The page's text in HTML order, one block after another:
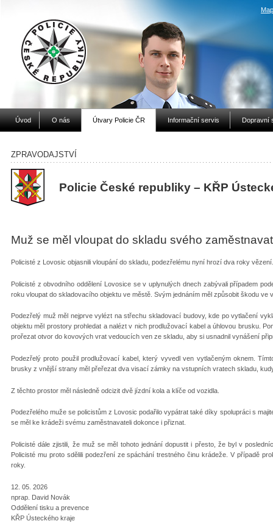
Úvod O nás Útvary Policie ČR Informační servis Dopravní
ZPRAVODAJSTVÍ
Policie České republiky – KŘP
Muž se měl vloupat do skladu svého
Policisté z Lovosic objasnili vloupání do skladu, podezřelému nyní hrozí dva roky
Policisté z obvodního oddělení Lovosice se v uplynulých dnech zabývali případem
roku vloupat do skladovacího objektu ve městě. Svým jednáním měl způsobit škodu ve
Podezřelý muž měl nejprve vylézt na střechu skladovací budovy, kde po vytlačení
objektu měl prostory prohledat a nalézt v nich prodlužovací kabel a úhlovou brusku.
prořezat otvor do kovových vrat vedoucích ven ze skladu, aby si usnadnil vynášení
Podezřelý proto použil prodlužovací kabel, který vyvedl ven vytlačeným oknem.
brusky z vnější strany měl přeřezat dva visací zámky na vstupních vratech skladu,
Z těchto prostor měl následně odcizit dvě jízdní kola a klíče od vozidla.
Podezřelého muže se policistům z Lovosic podařilo vypátrat také díky spolupráci s
se měl ke krádeži svému zaměstnavateli dokonce i přiznat.
Policisté dále zjistili, že muž se měl tohoto jednání dopustit i přesto, že byl v
Policisté mu proto sdělili podezření ze spáchání trestného činu krádeže. V případě
roky.
12. 05. 2026
nprap. David Novák
Oddělení tisku a prevence
KŘP Ústeckého kraje